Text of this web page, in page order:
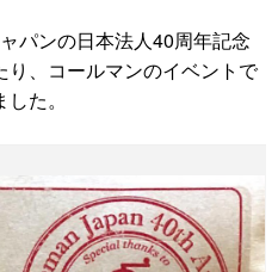
パンの日本法人40周年記念
、コールマンのイベントで
た。